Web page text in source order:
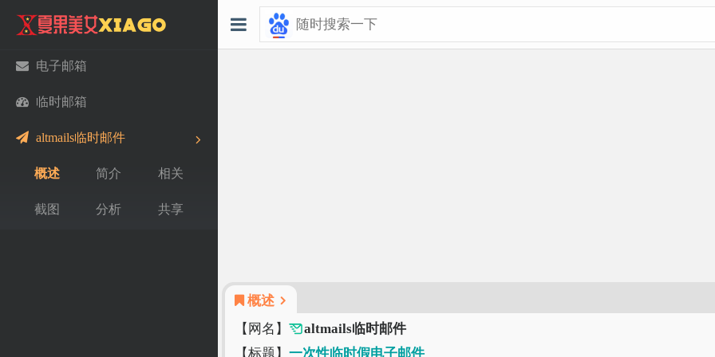
电子邮箱
临时邮箱
altmails临时邮件
概述 简介 相关
截图 分析 共享
概述
【网名】
altmails临时邮件
【标题】 一次性临时假电子邮件